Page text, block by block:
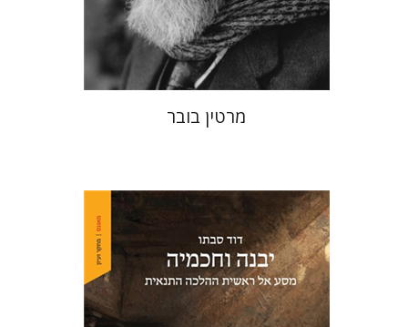
הנחת אתר ספר מודפס
$35
$32
מרטין בובר
דוד סבתו